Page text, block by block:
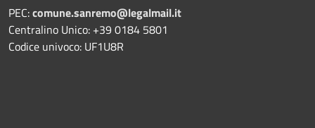
PEC:comune.sanremo@legalmail.it
Centralino Unico: +39 0184 5801
Codice univoco: UF1U8R